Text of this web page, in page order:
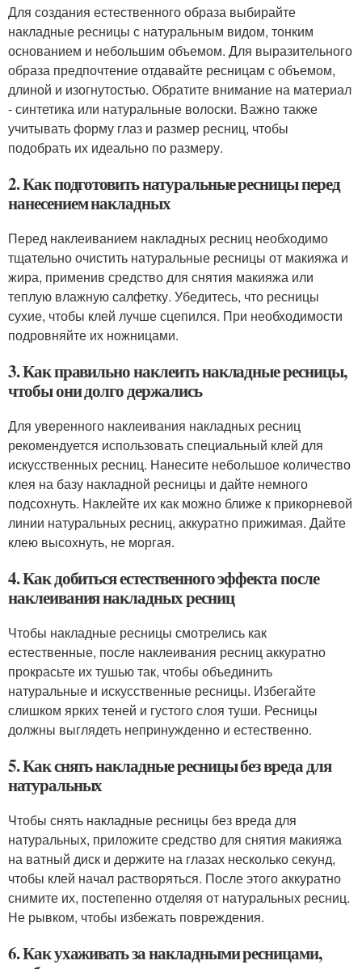
Для создания естественного образа выбирайте
накладные ресницы с натуральным видом, тонким
основанием и небольшим объемом. Для выразительного
образа предпочтение отдавайте ресницам с объемом,
длиной и изогнутостью. Обратите внимание на материал
- синтетика или натуральные волоски. Важно также
учитывать форму глаз и размер ресниц, чтобы
подобрать их идеально по размеру.
2. Как подготовить натуральные ресницы перед
нанесением накладных
Перед наклеиванием накладных ресниц необходимо
тщательно очистить натуральные ресницы от макияжа и
жира, применив средство для снятия макияжа или
теплую влажную салфетку. Убедитесь, что ресницы
сухие, чтобы клей лучше сцепился. При необходимости
подровняйте их ножницами.
3. Как правильно наклеить накладные ресницы,
чтобы они долго держались
Для уверенного наклеивания накладных ресниц
рекомендуется использовать специальный клей для
искусственных ресниц. Нанесите небольшое количество
клея на базу накладной ресницы и дайте немного
подсохнуть. Наклейте их как можно ближе к прикорневой
линии натуральных ресниц, аккуратно прижимая. Дайте
клею высохнуть, не моргая.
4. Как добиться естественного эффекта после
наклеивания накладных ресниц
Чтобы накладные ресницы смотрелись как
естественные, после наклеивания ресниц аккуратно
прокрасьте их тушью так, чтобы объединить
натуральные и искусственные ресницы. Избегайте
слишком ярких теней и густого слоя туши. Ресницы
должны выглядеть непринужденно и естественно.
5. Как снять накладные ресницы без вреда для
натуральных
Чтобы снять накладные ресницы без вреда для
натуральных, приложите средство для снятия макияжа
на ватный диск и держите на глазах несколько секунд,
чтобы клей начал растворяться. После этого аккуратно
снимите их, постепенно отделяя от натуральных ресниц.
Не рывком, чтобы избежать повреждения.
6. Как ухаживать за накладными ресницами,